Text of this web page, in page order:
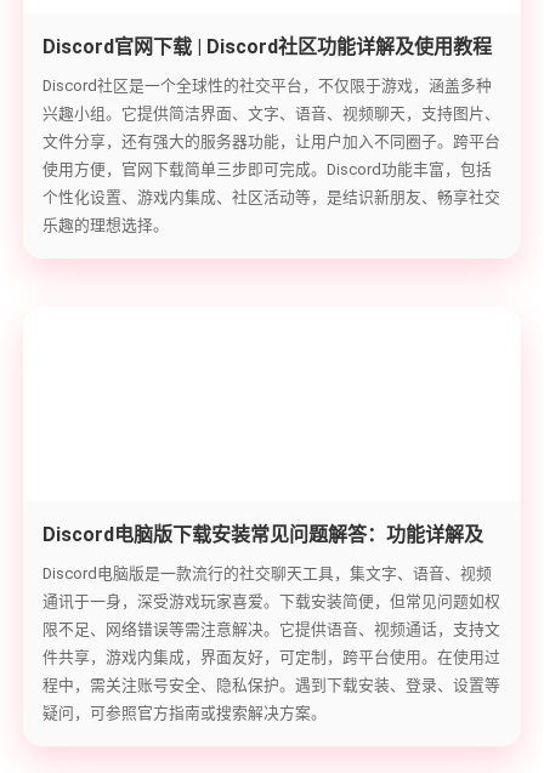
Discord官网下载 | Discord社区功能详解及使用教程
Discord社区是一个全球性的社交平台，不仅限于游戏，涵盖多种
兴趣小组。它提供简洁界面、文字、语音、视频聊天，支持图片、
文件分享，还有强大的服务器功能，让用户加入不同圈子。跨平台
使用方便，官网下载简单三步即可完成。Discord功能丰富，包括
个性化设置、游戏内集成、社区活动等，是结识新朋友、畅享社交
乐趣的理想选择。
Discord电脑版下载安装常见问题解答：功能详解及
安装教程
Discord电脑版是一款流行的社交聊天工具，集文字、语音、视频
通讯于一身，深受游戏玩家喜爱。下载安装简便，但常见问题如权
限不足、网络错误等需注意解决。它提供语音、视频通话，支持文
件共享，游戏内集成，界面友好，可定制，跨平台使用。在使用过
程中，需关注账号安全、隐私保护。遇到下载安装、登录、设置等
疑问，可参照官方指南或搜索解决方案。